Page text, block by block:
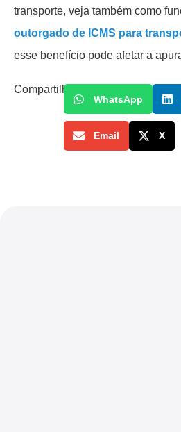
transporte, veja também como
outorgado de ICMS para
esse benefício pode afetar a
Compartilhe
WhatsApp
Email X